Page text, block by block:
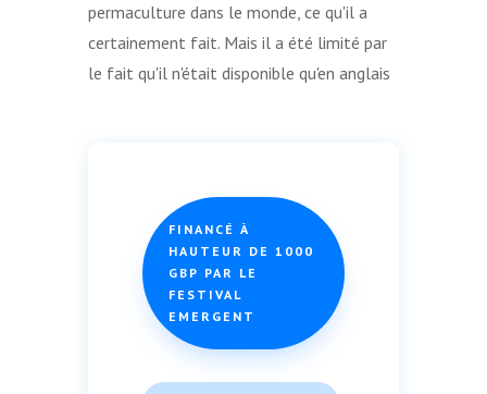
permaculture dans le monde, ce qu'il a
certainement fait. Mais il a été limité par
le fait qu'il n'était disponible qu'en anglais
FINANCÉ À
HAUTEUR DE 1000
GBP PAR LE
FESTIVAL
EMERGENT